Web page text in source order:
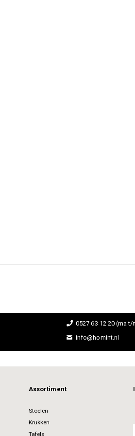
0527 63 12 20 (ma t/
info@homint.nl
Assortiment
Stoelen
Krukken
Tafels